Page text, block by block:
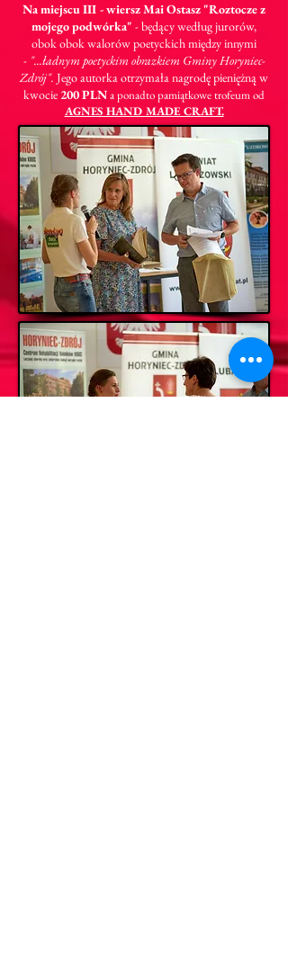
Na miejscu III - wiersz Mai Ostasz"Roztocze z
mojego podwórka" - będący według jurorów,
obok obok walorów poetyckich między innymi
- "...ładnym poetyckim obrazkiem Gminy Horyniec-
Zdrój". Jego autorka otrzymała nagrodę pieniężną w
kwocie 200 PLNa ponadto pamiątkowe trofeum od
AGNES HAND MADE CRAFT.